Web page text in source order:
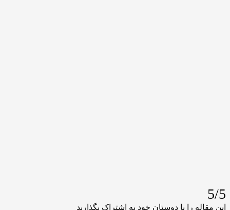
را با دوستان خود به اشتراک بگذارید